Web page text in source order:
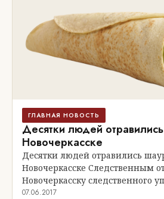
ГЛАВНАЯ НОВОСТЬ
Десятки людей
Новочеркасске
Десятки людей отравились
Новочеркасске Следственным
Новочеркасску следственного
07.06.2017